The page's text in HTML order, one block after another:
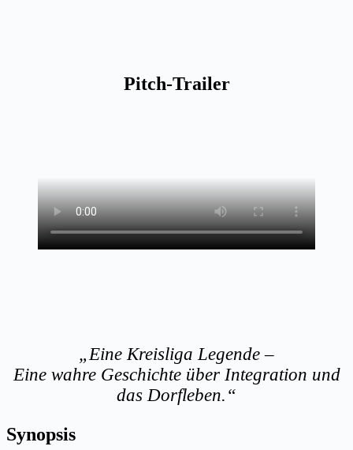
Pitch-Trailer
„Eine Kreisliga Legende –
Eine wahre Geschichte über Integration und
das Dorfleben.“
Synopsis